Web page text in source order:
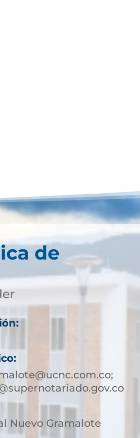
de
Nuevo Gramalote